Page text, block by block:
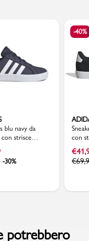
blu navy da
strisce
VS Pace
-30%
-40%
con
VL
€
€
potrebbero